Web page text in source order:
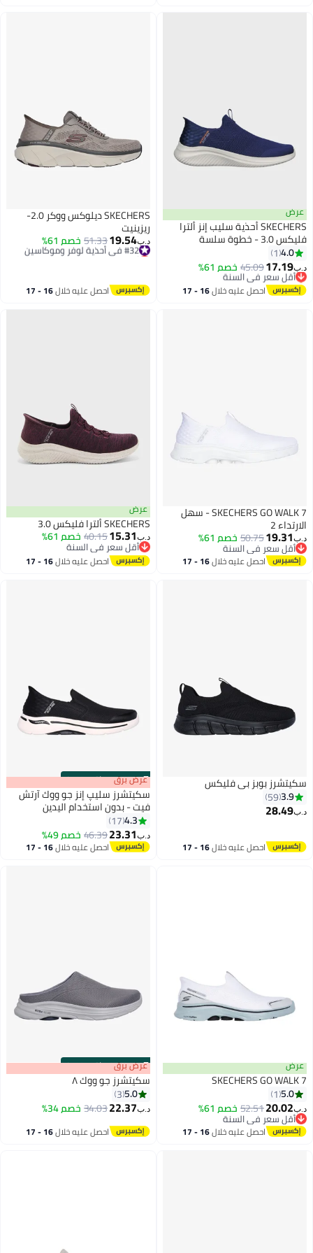
عرض
SKECHERS أحذية سليب إنز ألترا
فليكس 3.0 - خطوة سلسة
4.0
1
د.ب‏17.19
45.09خصم 61%
أقل سعر في السنة
بتخلّص بسرعة
أقل سعر في السنة
احصل عليه خلال 16 - 17
SKECHERS ديلوكس ووكر 2.0-
ريزينيت
د.ب‏19.54
51.33خصم 61% #32 في أحذية لوفر وموكاسين
أقل سعر في السنة
#32 في أحذية لوفر وموكاسين
احصل عليه خلال 16 - 17
SKECHERS GO WALK 7 - سهل
الارتداء 2
د.ب‏19.31
50.75خصم 61%
أقل سعر في السنة
أقل سعر في السنة
احصل عليه خلال 16 - 17
عرض
SKECHERS ألترا فليكس 3.0
د.ب‏15.31
40.15خصم 61%
أقل سعر في السنة
أقل سعر في السنة
احصل عليه خلال 16 - 17
سكيتشرز بوبز بي فليكس
3.9
59
د.ب‏28.49
احصل عليه خلال 16 - 17
00m:00s
·باقي 100% عرض برق
سكيتشرز سليپ إنز جو ووك آرتش
فيت - بدون استخدام اليدين
4.3
17
د.ب‏23.31
46.39خصم 49%
احصل عليه خلال 16 - 17
عرض
SKECHERS GO WALK 7
5.0
1
د.ب‏20.02
52.51خصم 61%
أقل سعر في السنة
أقل سعر في السنة
احصل عليه خلال 16 - 17
00m:00s
·باقي 100% عرض برق
سكيتشرز جو ووك ٨
5.0
3
د.ب‏22.37
34.03خصم 34%
احصل عليه خلال 16 - 17